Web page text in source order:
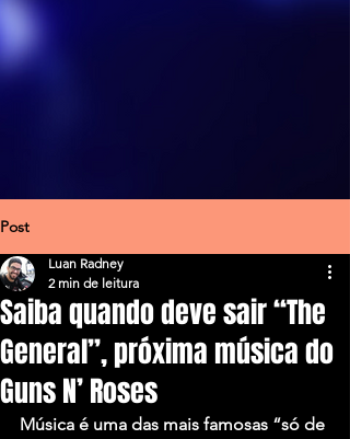
Post
Saiba quando deve sair “The
General”, próxima música do
Guns N’ Roses
Luan Radney
2 min de leitura
Música é uma das mais famosas “só de